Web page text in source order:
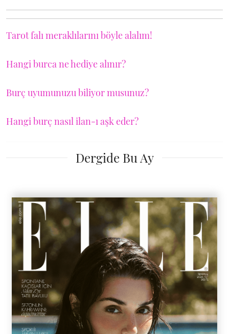
Tarot falı meraklılarını böyle alalım!
Hangi burca ne hediye alınır?
Burç uyumunuzu biliyor musunuz?
Hangi burç nasıl ilan-ı aşk eder?
Dergide Bu Ay